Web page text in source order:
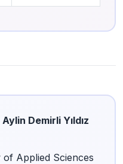
Demirli Yıldız
of Applied Sciences